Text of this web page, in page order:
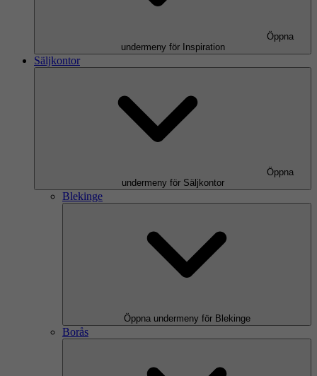
Öppna
undermeny för Inspiration
Säljkontor
Öppna
undermeny för Säljkontor
Blekinge
Öppna undermeny för Blekinge
Borås